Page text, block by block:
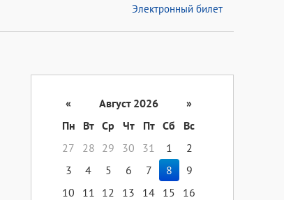
Электронный билет
« Август 2026
»
Пн
Вт Ср Чт Пт Сб
Вс
27
28 29 30 31 1
2
3
4 5 6 7 8
9
10
11 12 13 14 15
16